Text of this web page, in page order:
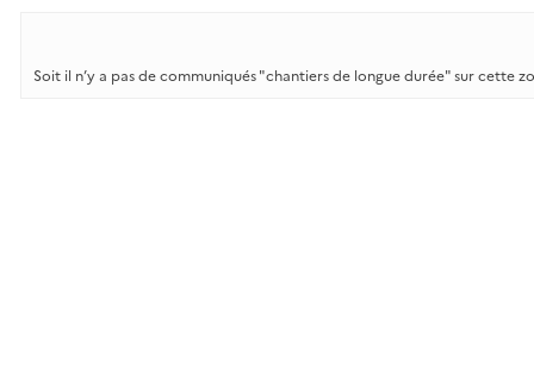
Soit il n’y a pas de communiqués "chantiers de longue durée" sur cette